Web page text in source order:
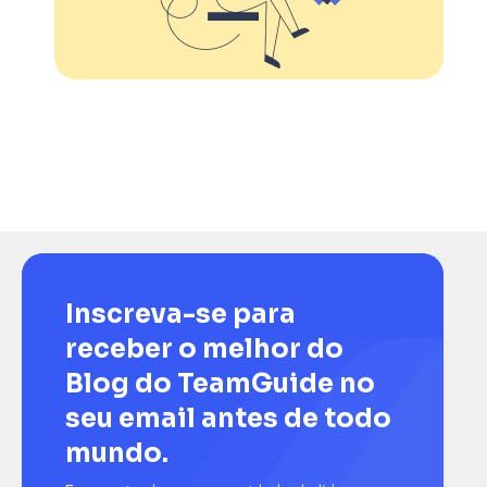
Inscreva-se para
receber o melhor do
Blog do TeamGuide no
seu email antes de todo
mundo.